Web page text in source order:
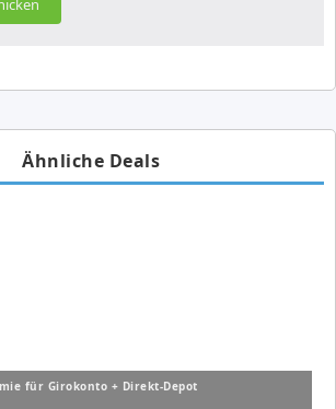
Ähnliche Deals
für Girokonto + Direkt-Depot